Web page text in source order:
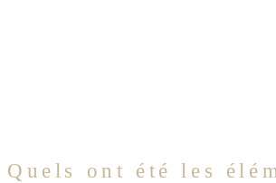
Quels ont été les